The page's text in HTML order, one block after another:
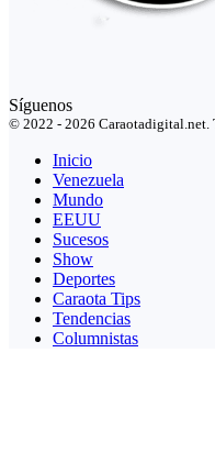
Síguenos
© 2022 - 2026 Caraotadigital.net.
Inicio
Venezuela
Mundo
EEUU
Sucesos
Show
Deportes
Caraota Tips
Tendencias
Columnistas